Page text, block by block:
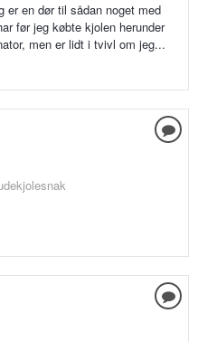
er en dør til sådan noget med
før jeg købte kjolen herunder
men er lidt i tvivl om jeg...